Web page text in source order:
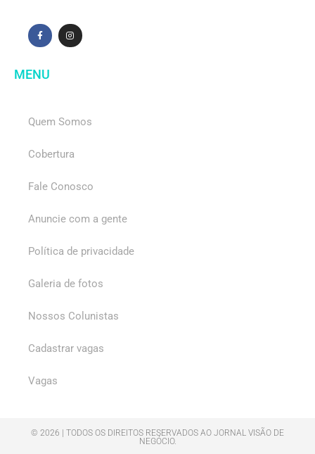
MENU
Quem Somos
Cobertura
Fale Conosco
Anuncie com a gente
Política de privacidade
Galeria de fotos
Nossos Colunistas
Cadastrar vagas
Vagas
© 2026 | TODOS OS DIREITOS RESERVADOS AO JORNAL VISÃO DE
NEGÓCIO.